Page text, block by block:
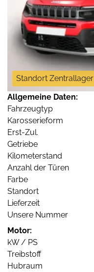
Standort Zentrallager
Allgemeine Daten:
Fahrzeugtyp
Karosserieform
Erst-Zul.
Getriebe
Kilometerstand
Anzahl der Türen
Farbe
Standort
Lieferzeit
Unsere Nummer
Motor:
kW / PS
Treibstoff
Hubraum